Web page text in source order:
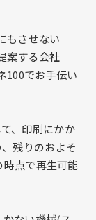
もさせない
案する会社
100でお手伝い
、印刷にかか
残りのおよそ
点で再生可能